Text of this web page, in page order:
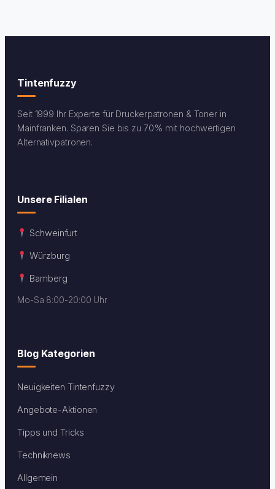
Tintenfuzzy
Seit 1999 Ihr Experte für Druckerpatronen & Toner in
Mainfranken. Sparen Sie bis zu 70% mit hochwertigen
Alternativpatronen.
Unsere Filialen
Schweinfurt
Würzburg
Bamberg
Mo-Sa 8:00-20:00 Uhr
Blog Kategorien
Neuigkeiten Tintenfuzzy
Angebote-Aktionen
Tipps und Tricks
Techniknews
Allgemein